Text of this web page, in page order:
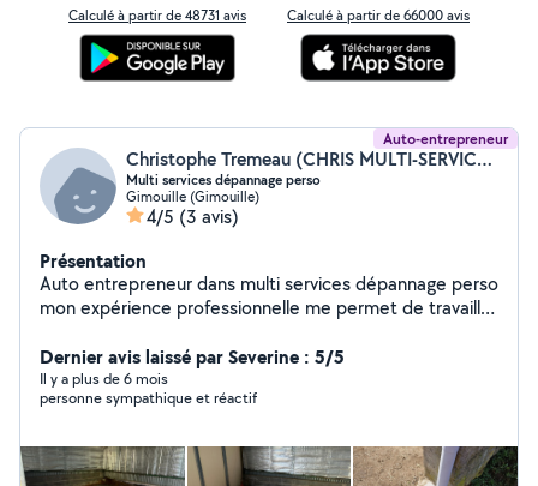
Calculé à partir de 48731 avis Calculé à partir de 66000 avis
Auto-entrepreneur
Christophe Tremeau (CHRIS MULTI-SERVICES DEPANNAGES)
Multi services dépannage perso
Gimouille (Gimouille)
4/5 (3 avis)
Présentation
Auto entrepreneur dans multi services dépannage perso
mon expérience professionnelle me permet de travailler
Dernier avis laissé par Severine : 5/5
Il y a plus de 6 mois
personne sympathique et réactif